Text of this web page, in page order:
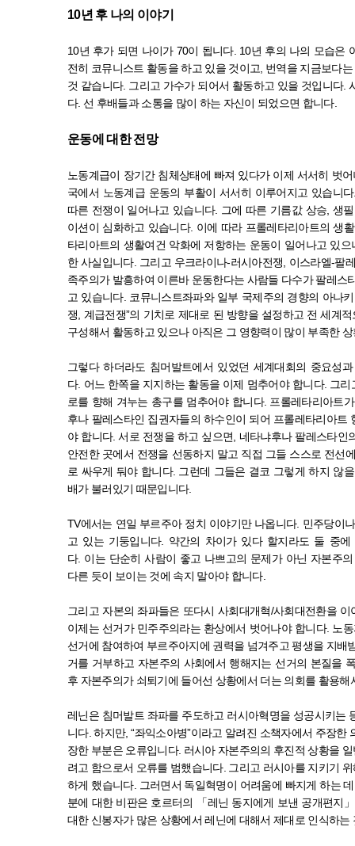
10년 후 나의 이야기
10년 후가 되면 나이가 70이 됩니다. 10년 후의 나의 모습은
전히 코뮤니스트 활동을 하고 있을 것이고, 번역을 지금보다
것 같습니다. 그리고 가수가 되어서 활동하고 있을 것입니다.
다.선 후배들과 소통을 많이 하는 자신이 되었으면 합니다.
운동에 대한 전망
노동계급이 장기간 침체상태에 빠져 있다가 이제 서서히 벗
국에서 노동계급 운동의 부활이 서서히 이루어지고 있습니다
따른 전쟁이 일어나고 있습니다. 그에 따른 기름값 상승, 생
이션이 심화하고 있습니다. 이에 따라 프롤레타리아트의 생
타리아트의 생활여건 악화에 저항하는 운동이 일어나고 있
한 사실입니다. 그리고 우크라이나-러시아전쟁, 이스라엘-팔
족주의가 발흥하여 이른바 운동한다는 사람들 다수가 팔레스
고 있습니다. 코뮤니스트좌파와 일부 국제주의 경향의 아나
쟁, 계급전쟁”의 기치로 제대로 된 방향을 설정하고 전 세계
구성해서 활동하고 있으나 아직은 그 영향력이 많이 부족한
그렇다 하더라도 침머발트에서 있었던 세계대회의 중요성
다. 어느 한쪽을 지지하는 활동을 이제 멈추어야 합니다. 그리
로를 향해 겨누는 총구를 멈추어야 합니다. 프롤레타리아트
후나 팔레스타인 집권자들의 하수인이 되어 프롤레타리아트
야 합니다.서로 전쟁을 하고 싶으면, 네타냐후나 팔레스타인
안전한 곳에서 전쟁을 선동하지 말고 직접 그들 스스로 전선
로 싸우게 둬야 합니다. 그런데 그들은 결코 그렇게 하지 않
배가 불러있기 때문입니다.
TV에서는 연일 부르주아 정치 이야기만 나옵니다. 민주당이
고 있는 기둥입니다. 약간의 차이가 있다 할지라도 둘 중
다. 이는 단순히 사람이 좋고 나쁘고의 문제가 아닌 자본주
다른 듯이 보이는 것에 속지 말아야 합니다.
그리고 자본의 좌파들은 또다시 사회대개혁/사회대전환을
이제는 선거가 민주주의라는 환상에서 벗어나야 합니다. 노
선거에 참여하여 부르주아지에 권력을 넘겨주고 평생을 지배
거를 거부하고 자본주의 사회에서 행해지는 선거의 본질을
후 자본주의가 쇠퇴기에 들어선 상황에서 더는 의회를 활용해
레닌은 침머발트 좌파를 주도하고 러시아혁명을 성공시키는
니다.하지만, “좌익소아병”이라고 알려진 소책자에서 주장한
장한 부분은 오류입니다. 러시아 자본주의의 후진적 상황을
려고 함으로서 오류를 범했습니다. 그리고 러시아를 지키기
하게 했습니다. 그러면서 독일혁명이 어려움에 빠지게 하는
분에 대한 비판은 호르터의
「레닌 동지에게 보낸 공개편지 」
대한 신봉자가 많은 상황에서 레닌에 대해서 제대로 인식하는